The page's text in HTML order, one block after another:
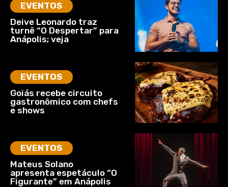
EVENTOS
Deive Leonardo traz
turnê “O Despertar” para
Anápolis; veja
EVENTOS
Goiás recebe circuito
gastronômico com chefs
e shows
EVENTOS
Mateus Solano
apresenta espetáculo “O
Figurante” em Anápolis